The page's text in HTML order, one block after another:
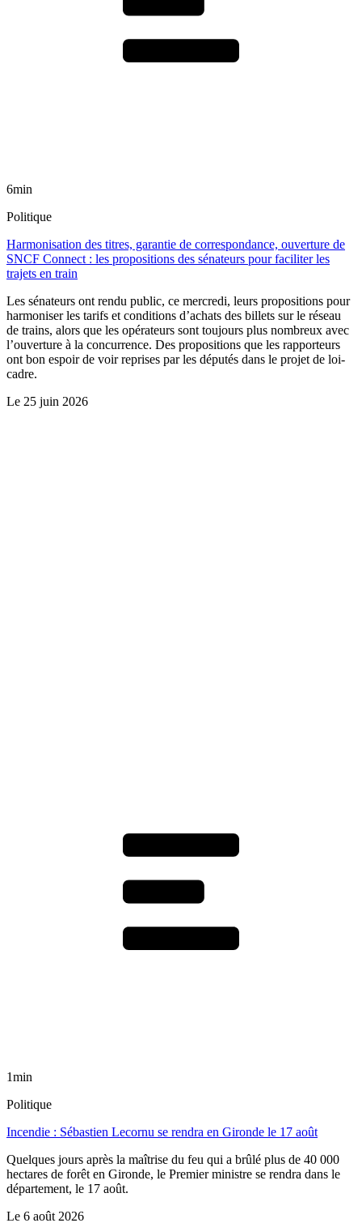
6min
Politique
Harmonisation des titres, garantie de correspondance, ouverture de
SNCF Connect : les propositions des sénateurs pour faciliter les
trajets en train
Les sénateurs ont rendu public, ce mercredi, leurs propositions pour
harmoniser les tarifs et conditions d’achats des billets sur le réseau
de trains, alors que les opérateurs sont toujours plus nombreux avec
l’ouverture à la concurrence. Des propositions que les rapporteurs
ont bon espoir de voir reprises par les députés dans le projet de loi-
cadre.
Le 25 juin 2026
1min
Politique
Incendie : Sébastien Lecornu se rendra en Gironde le 17 août
Quelques jours après la maîtrise du feu qui a brûlé plus de 40 000
hectares de forêt en Gironde, le Premier ministre se rendra dans le
département, le 17 août.
Le 6 août 2026